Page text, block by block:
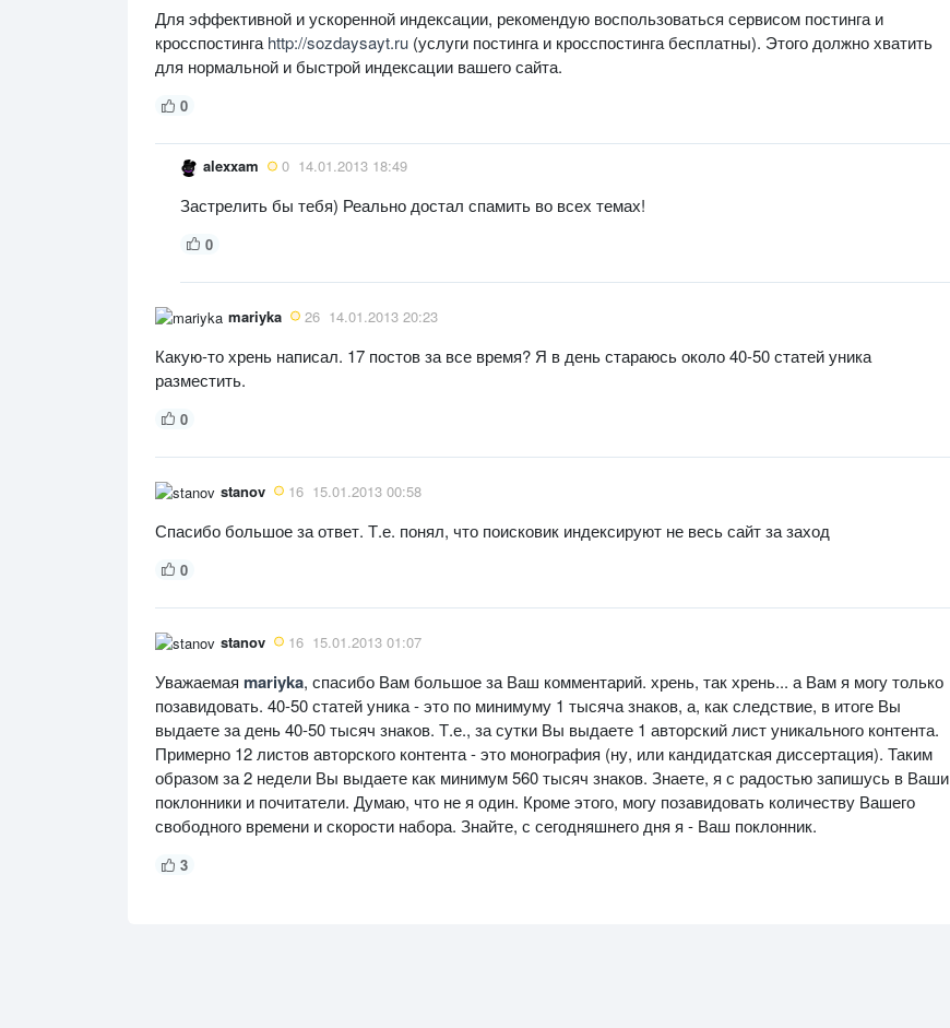
Для эффективной и ускоренной индексации, рекомендую воспользоваться сервисом постинга и
кросспостинга http://sozdaysayt.ru (услуги постинга и кросспостинга бесплатны). Этого должно хватить
для нормальной и быстрой индексации вашего сайта.
0
alexxam 0 14.01.2013 18:49
Застрелить бы тебя) Реально достал спамить во всех темах!
0
mariyka 26 14.01.2013 20:23
Какую-то хрень написал. 17 постов за все время? Я в день стараюсь около 40-50 статей уника
разместить.
0
stanov 16 15.01.2013 00:58
Спасибо большое за ответ. Т.е. понял, что поисковик индексируют не весь сайт за заход
0
stanov 16 15.01.2013 01:07
Уважаемая mariyka, спасибо Вам большое за Ваш комментарий. хрень, так хрень... а Вам я могу только
позавидовать. 40-50 статей уника - это по минимуму 1 тысяча знаков, а, как следствие, в итоге Вы
выдаете за день 40-50 тысяч знаков. Т.е., за сутки Вы выдаете 1 авторский лист уникального контента.
Примерно 12 листов авторского контента - это монография (ну, или кандидатская диссертация). Таким
образом за 2 недели Вы выдаете как минимум 560 тысяч знаков. Знаете, я с радостью запишусь в Ваши
поклонники и почитатели. Думаю, что не я один. Кроме этого, могу позавидовать количеству Вашего
свободного времени и скорости набора. Знайте, с сегодняшнего дня я - Ваш поклонник.
3